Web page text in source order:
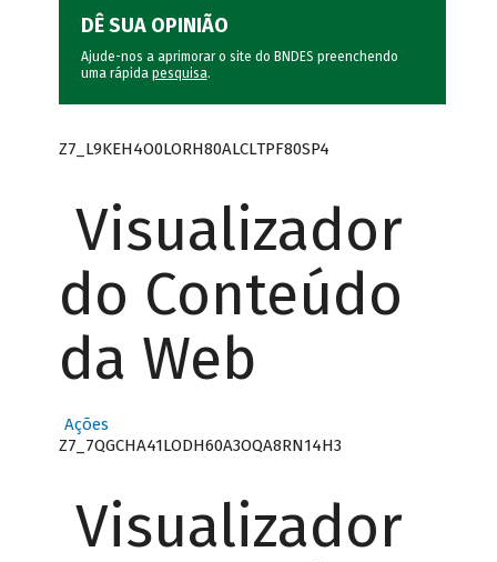
DÊ SUA OPINIÃO
Ajude-nos a aprimorar o site do BNDES preenchendo
uma rápida pesquisa.
Z7_L9KEH4O0LORH80ALCLTPF80SP4
Visualizador
do Conteúdo
da Web
Ações
Z7_7QGCHA41LODH60A3OQA8RN14H3
Visualizador